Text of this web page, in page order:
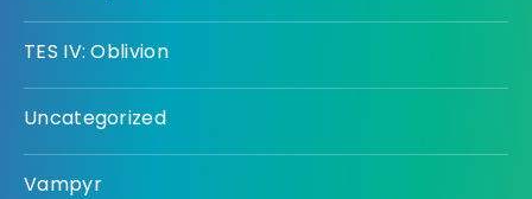
TES IV: Oblivion
Uncategorized
Vampyr